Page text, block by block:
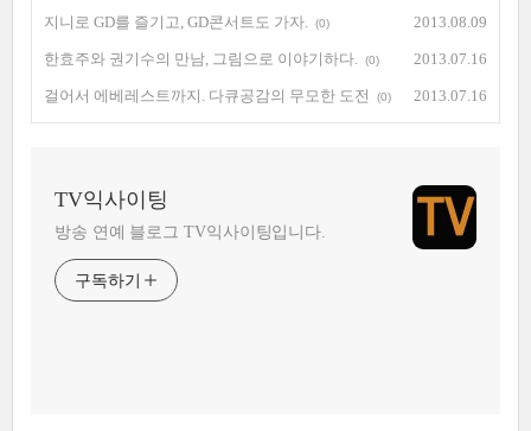
지니로 GD를 즐기고, GD콘서트도 가자. (0) 2013.08.09
한효주와 권기수의 만남, 그림으로 이야기하다. (0) 2013.07.16
걸어서 에베레스트까지. 다큐공감의 무모한 도전 (0) 2013.07.16
TV익사이팅
방송 연예 블로그 TV익사이팅입니다.
구독하기